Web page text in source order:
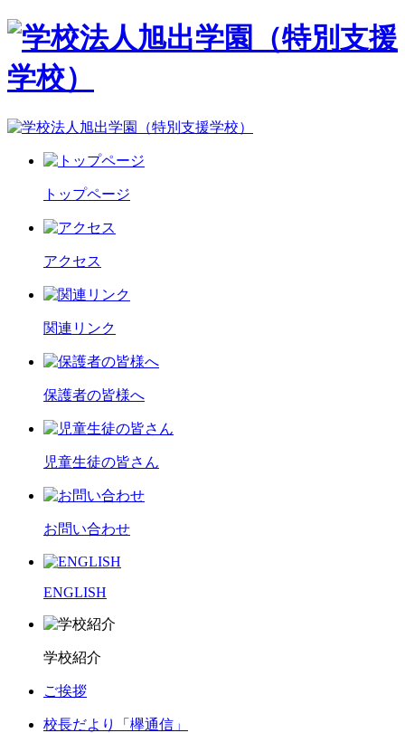
トップページ
アクセス
関連リンク
保護者の皆様へ
児童生徒の皆さん
お問い合わせ
ENGLISH
学校紹介
ご挨拶
校長だより「欅通信」